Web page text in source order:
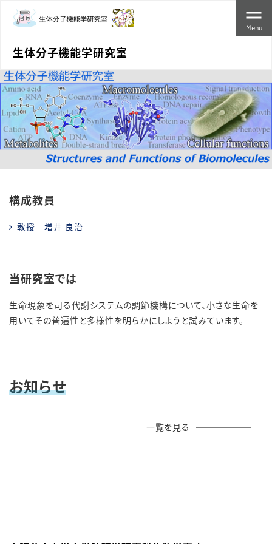
生体分子機能学研究室
Menu
構成教員
教授 増井 良治
当研究室では
生命現象を司る代謝システムの調節機構について、小さな生命を
用いてその普遍性と多様性を明らかにしようと試みています。
お知らせ
一覧を見る